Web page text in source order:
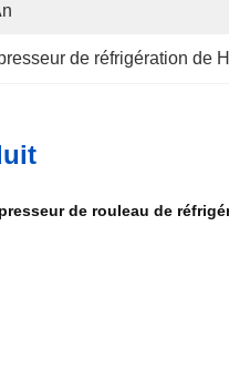
de réfrigération de
de rouleau de